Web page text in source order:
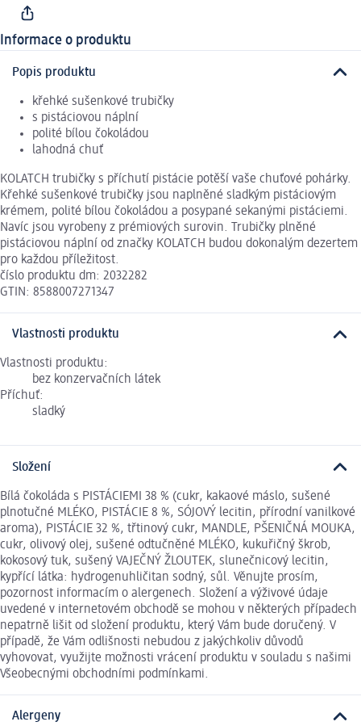
Informace o produktu
Popis produktu
křehké sušenkové trubičky
s pistáciovou náplní
polité bílou čokoládou
lahodná chuť
KOLATCH trubičky s příchutí pistácie potěší vaše chuťové pohárky.
Křehké sušenkové trubičky jsou naplněné sladkým pistáciovým
krémem, polité bílou čokoládou a posypané sekanými pistáciemi.
Navíc jsou vyrobeny z prémiových surovin. Trubičky plněné
pistáciovou náplní od značky KOLATCH budou dokonalým dezertem
pro každou příležitost.
číslo produktu dm: 2032282
GTIN: 8588007271347
Vlastnosti produktu
Vlastnosti produktu:
bez konzervačních látek
Příchuť:
sladký
Složení
Bílá čokoláda s PISTÁCIEMI 38 % (cukr, kakaové máslo, sušené
plnotučné MLÉKO, PISTÁCIE 8 %, SÓJOVÝ lecitin, přírodní vanilkové
aroma), PISTÁCIE 32 %, třtinový cukr, MANDLE, PŠENIČNÁ MOUKA,
cukr, olivový olej, sušené odtučněné MLÉKO, kukuřičný škrob,
kokosový tuk, sušený VAJEČNÝ ŽLOUTEK, slunečnicový lecitin,
kypřící látka: hydrogenuhličitan sodný, sůl. Věnujte prosím,
pozornost informacím o alergenech. Složení a výživové údaje
uvedené v internetovém obchodě se mohou v některých případech
nepatrně lišit od složení produktu, který Vám bude doručený. V
případě, že Vám odlišnosti nebudou z jakýchkoliv důvodů
vyhovovat, využijte možnosti vrácení produktu v souladu s našimi
Všeobecnými obchodními podmínkami.
Alergeny